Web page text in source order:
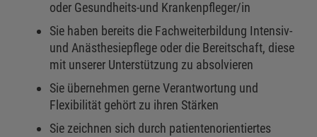
oder Gesundheits-und Krankenpfleger/in
Sie haben bereits die Fachweiterbildung Intensiv-
und Anästhesiepflege oder die Bereitschaft, diese
mit unserer Unterstützung zu absolvieren
Sie übernehmen gerne Verantwortung und
Flexibilität gehört zu ihren Stärken
Sie zeichnen sich durch patientenorientiertes